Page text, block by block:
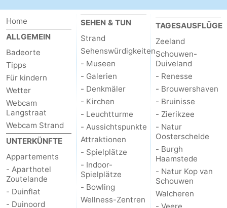
Home
ALLGEMEIN
Badeorte
Tipps
Für kindern
Wetter
Webcam
Langstraat
Webcam Strand
UNTERKÜNFTE
Appartements
- Aparthotel
Zoutelande
- Duinflat
- Duinoord
SEHEN & TUN
Strand
Sehenswürdigkeiten
- Museen
- Galerien
- Denkmäler
- Kirchen
- Leuchtturme
- Aussichtspunkte
Attraktionen
- Spielplätze
- Indoor-
Spielplätze
- Bowling
Wellness-Zentren
TAGESAUSFLÜGE
Zeeland
Schouwen-
Duiveland
- Renesse
- Brouwershaven
- Bruinisse
- Zierikzee
- Natur
Oosterschelde
- Burgh
Haamstede
- Natur Kop van
Schouwen
Walcheren